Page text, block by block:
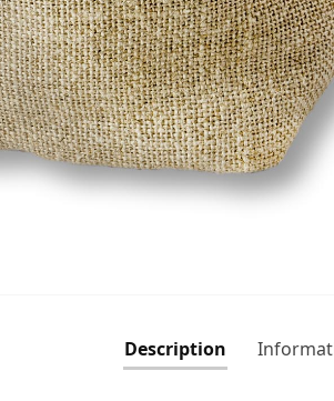
Description